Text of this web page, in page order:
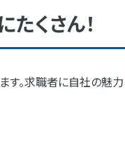
くさん！
す。求職者に自社の魅